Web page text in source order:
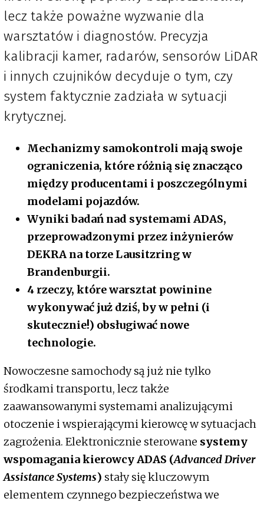
lecz także poważne wyzwanie dla
warsztatów i diagnostów. Precyzja
kalibracji kamer, radarów, sensorów LiDAR
i innych czujników decyduje o tym, czy
system faktycznie zadziała w sytuacji
krytycznej.
Mechanizmy samokontroli mają swoje
ograniczenia, które różnią się znacząco
między producentami i poszczególnymi
modelami pojazdów.
Wyniki badań nad systemami ADAS,
przeprowadzonymi przez inżynierów
DEKRA na torze Lausitzring w
Brandenburgii.
4 rzeczy, które warsztat powinine
wykonywać już dziś, by w pełni (i
skutecznie!) obsługiwać nowe
technologie.
Nowoczesne samochody są już nie tylko
środkami transportu, lecz także
zaawansowanymi systemami analizującymi
otoczenie i wspierającymi kierowcę w sytuacjach
zagrożenia. Elektronicznie sterowane systemy
wspomagania kierowcy ADAS (Advanced Driver
Assistance Systems) stały się kluczowym
elementem czynnego bezpieczeństwa we